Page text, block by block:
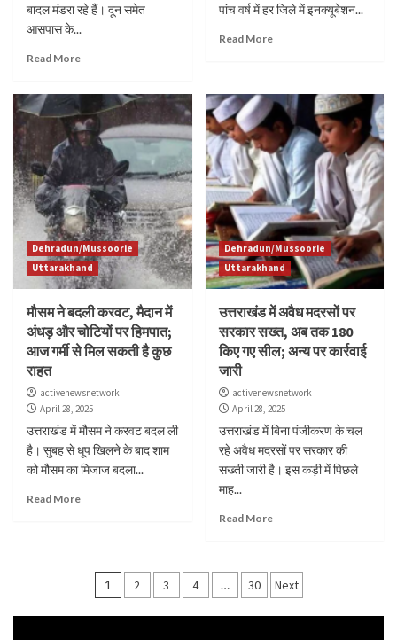
बादल मंडरा रहे हैं। दून समेत
आसपास के...
Read More
पांच वर्ष में हर जिले में इनक्यूबेशन...
Read More
Dehradun/Mussoorie
Uttarakhand
मौसम ने बदली करवट, मैदान में
अंधड़ और चोटियों पर हिमपात;
आज गर्मी से मिल सकती है कुछ
राहत
activenewsnetwork
April 28, 2025
उत्तराखंड में मौसम ने करवट बदल ली
है। सुबह से धूप खिलने के बाद शाम
को मौसम का मिजाज बदला...
Read More
Dehradun/Mussoorie
Uttarakhand
उत्तराखंड में अवैध मदरसों पर
सरकार सख्त, अब तक 180
किए गए सील; अन्य पर कार्रवाई
जारी
activenewsnetwork
April 28, 2025
उत्तराखंड में बिना पंजीकरण के चल
रहे अवैध मदरसों पर सरकार की
सख्ती जारी है। इस कड़ी में पिछले
माह...
Read More
Posts
pagination
1 2 3 4 … 30 Next